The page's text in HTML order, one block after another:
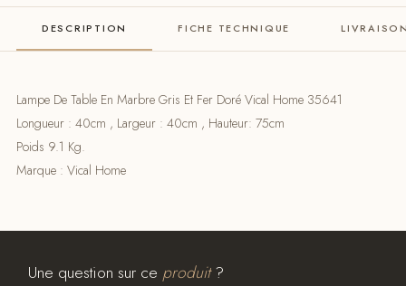
DESCRIPTION FICHE TECHNIQUE
Lampe De Table En Marbre Gris Et Fer Doré Vical Home 35641
Longueur : 40cm , Largeur : 40cm , Hauteur: 75cm
Poids 9.1 Kg.
Marque : Vical Home
Une question sur ce produit?